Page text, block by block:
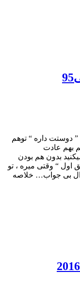
” دوستت داره “ توهم
بهم عادت
بدون هم بودن
“ وقتی میره ، تو
بی جواب… خلاصه